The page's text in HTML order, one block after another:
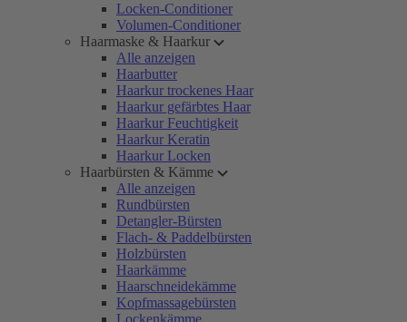
Locken-Conditioner
Volumen-Conditioner
Haarmaske & Haarkur
Alle anzeigen
Haarbutter
Haarkur trockenes Haar
Haarkur gefärbtes Haar
Haarkur Feuchtigkeit
Haarkur Keratin
Haarkur Locken
Haarbürsten & Kämme
Alle anzeigen
Rundbürsten
Detangler-Bürsten
Flach- & Paddelbürsten
Holzbürsten
Haarkämme
Haarschneidekämme
Kopfmassagebürsten
Lockenkämme